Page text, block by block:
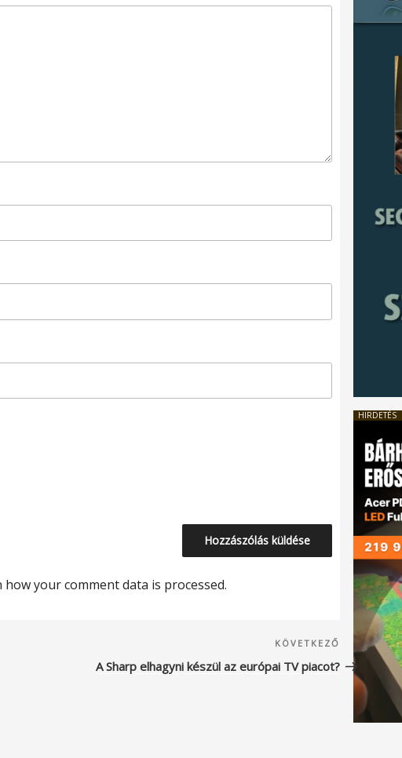
how your comment data is processed.
Következő
bejegyzés
KÖVETKEZŐ
A Sharp elhagyni készül az európai TV piacot?
HIRDETÉS